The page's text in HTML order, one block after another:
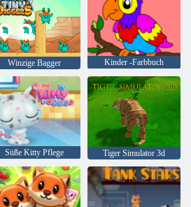
Winzige Bagger Kinder -Farbbuch
Süße Kitty Pflege Tiger Simulator 3d